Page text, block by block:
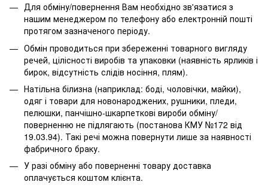
Для обміну/повернення Вам необхідно зв'язатися з
нашим менеджером по телефону або електронній пошті
протягом зазначеного періоду.
Обмін проводиться при збереженні товарного вигляду
речей, цілісності виробів та упаковки (наявність ярликів і
бирок, відсутність слідів носіння, плям).
Натільна білизна (наприклад: боді, чоловічки, майки),
одяг і товари для новонароджених, рушники, пледи,
пелюшки, панчішно-шкарпеткові вироби обміну/
поверненню не підлягають (постанова КМУ №172 від
19.03.94). Такі речі можна повернути лише за наявності
фабричного браку.
У разі обміну або поверненні товару доставка
оплачується коштом клієнта.